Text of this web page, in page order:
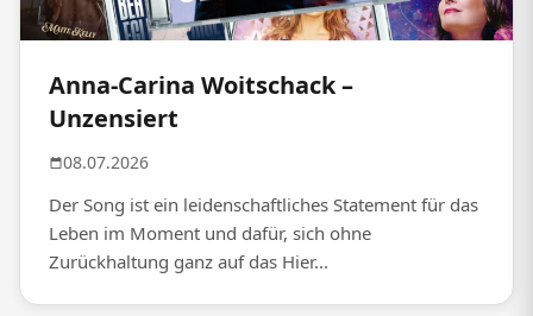
Anna-Carina Woitschack –
Unzensiert
08.07.2026
Der Song ist ein leidenschaftliches Statement für das
Leben im Moment und dafür, sich ohne
Zurückhaltung ganz auf das Hier...